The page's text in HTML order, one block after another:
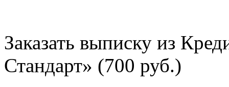
Заказать выписку из
Стандарт» (700 руб.)